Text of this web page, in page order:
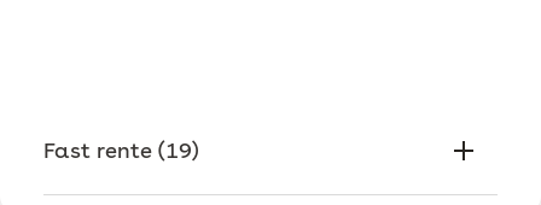
Fast rente (19)